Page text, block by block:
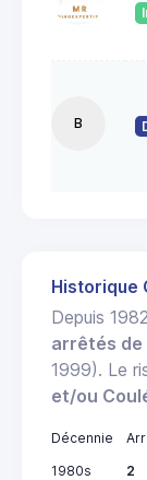
B
Historique
Depuis
arrêtés
1999). Le
et/ou
Décennie
1980s
2